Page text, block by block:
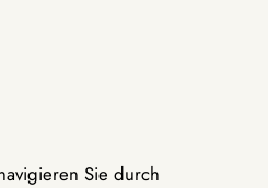
Sie durch